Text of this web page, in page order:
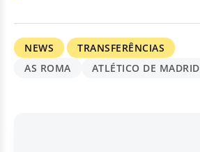
NEWS
TRANSFERÊNCIAS
AS ROMA
ATLÉTICO DE MADRID